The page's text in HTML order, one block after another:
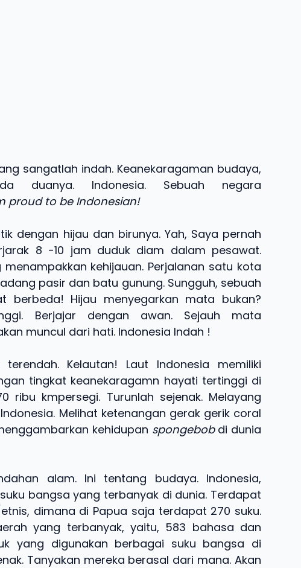
sangatlah indah. Keanekaragaman budaya,
duanya. Indonesia. Sebuah negara
proud to be Indonesian!
dengan hijau dan birunya. Yah, Saya pernah
8 -10 jam duduk diam dalam pesawat.
kehijauan. Perjalanan satu kota
pasir dan batu gunung. Sungguh, sebuah
berbeda! Hijau menyegarkan mata bukan?
Berjajar dengan awan. Sejauh mata
muncul dari hati. Indonesia Indah !
Kelautan! Laut Indonesia memiliki
tingkat keanekaragamn hayati tertinggi di
ribu kmpersegi. Turunlah sejenak. Melayang
Melihat ketenangan gerak gerik coral
kehidupan spongebobdi dunia
alam. Ini tentang budaya. Indonesia,
bangsa yang terbanyak di dunia. Terdapat
dimana di Papua saja terdapat 270 suku.
yang terbanyak, yaitu, 583 bahasa dan
yang digunakan berbagai suku bangsa di
Tanyakan mereka berasal dari mana. Akan